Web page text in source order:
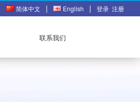
简体中文 English 登录 注册
联系我们